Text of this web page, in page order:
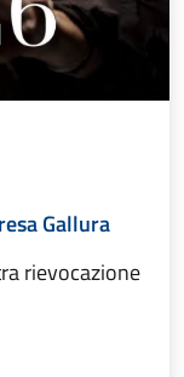
Gallura
rievocazione